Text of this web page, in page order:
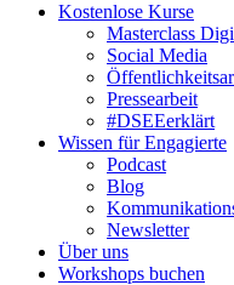
Kostenlose Kurse
Masterclass
Social Media
Pressearbeit
#DSEEerklärt
Wissen für Engagierte
Podcast
Blog
Newsletter
Über uns
Workshops buchen